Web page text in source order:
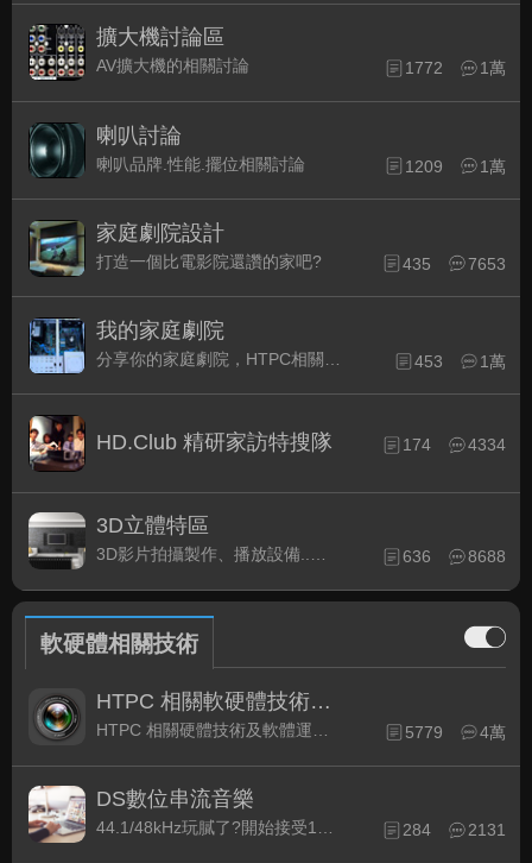
擴大機討論區
AV擴大機的相關討論 1772 1萬
喇叭討論
喇叭品牌.性能.擺位相關討論 1209 1萬
家庭劇院設計
打造一個比電影院還讚的家吧? 435 7653
我的家庭劇院
453 1萬
HD.Club 精研家訪特搜隊 174 4334
3D立體特區
3D影片拍攝製作、播放設備..等相關討論 636 8688
軟硬體相關技術
HTPC 相關軟硬體技術及運用
5779 4萬
DS數位串流音樂
284 2131